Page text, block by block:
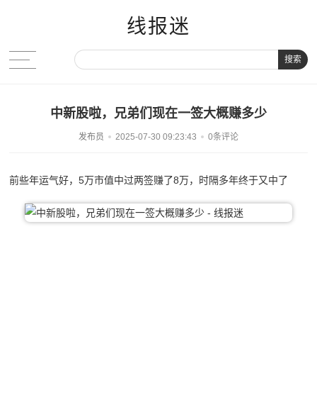
线报迷
搜索
中新股啦，兄弟们现在一签大概赚多少
发布员 2025-07-30 09:23:43 0条评论
前些年运气好，5万市值中过两签赚了8万，时隔多年终于又中了